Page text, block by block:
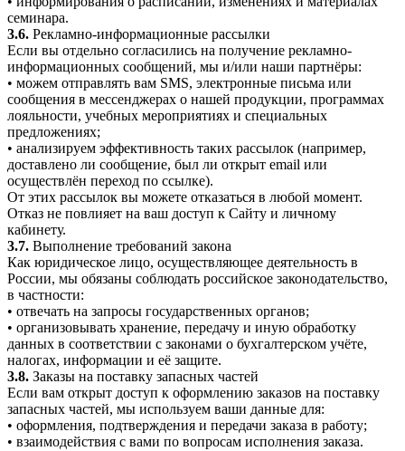
семинара.
3.6. Рекламно-информационные рассылки
Если вы отдельно согласились на получение рекламно-
информационных сообщений, мы и/или наши партнёры:
• можем отправлять вам SMS, электронные письма или
сообщения в мессенджерах о нашей продукции, программах
лояльности, учебных мероприятиях и специальных
предложениях;
• анализируем эффективность таких рассылок (например,
доставлено ли сообщение, был ли открыт email или
осуществлён переход по ссылке).
От этих рассылок вы можете отказаться в любой момент.
Отказ не повлияет на ваш доступ к Сайту и личному
кабинету.
3.7. Выполнение требований закона
Как юридическое лицо, осуществляющее деятельность в
России, мы обязаны соблюдать российское законодательство,
в частности:
• отвечать на запросы государственных органов;
• организовывать хранение, передачу и иную обработку
данных в соответствии с законами о бухгалтерском учёте,
налогах, информации и её защите.
3.8. Заказы на поставку запасных частей
Если вам открыт доступ к оформлению заказов на поставку
запасных частей, мы используем ваши данные для:
• оформления, подтверждения и передачи заказа в работу;
• взаимодействия с вами по вопросам исполнения заказа.